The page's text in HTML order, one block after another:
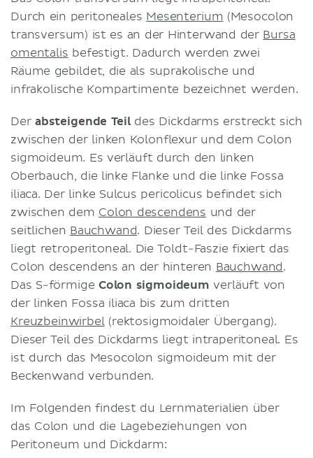
Durch ein peritoneales Mesenterium (Mesocolon
transversum) ist es an der Hinterwand der Bursa
omentalis befestigt. Dadurch werden zwei
Räume gebildet, die als suprakolische und
infrakolische Kompartimente bezeichnet werden.
Der absteigende Teildes Dickdarms erstreckt sich
zwischen der linken Kolonflexur und dem Colon
sigmoideum. Es verläuft durch den linken
Oberbauch, die linke Flanke und die linke Fossa
iliaca. Der linke Sulcus pericolicus befindet sich
zwischen dem Colon descendens und der
seitlichen Bauchwand. Dieser Teil des Dickdarms
liegt retroperitoneal. Die Toldt-Faszie fixiert das
Colon descendens an der hinteren Bauchwand.
Das S-förmige Colon sigmoideum verläuft von
der linken Fossa iliaca bis zum dritten
Kreuzbeinwirbel(rektosigmoidaler Übergang).
Dieser Teil des Dickdarms liegt intraperitoneal. Es
ist durch das Mesocolon sigmoideum mit der
Beckenwand verbunden.
Im Folgenden findest du Lernmaterialien über
das Colon und die Lagebeziehungen von
Peritoneum und Dickdarm: